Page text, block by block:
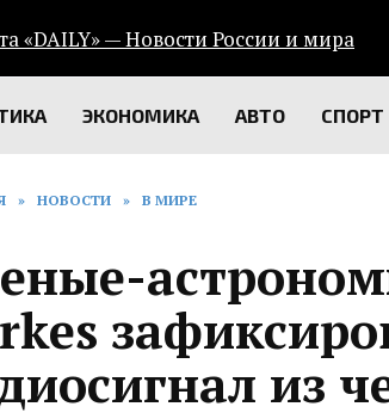
ЭКОНОМИКА АВТО СПОРТ
» НОВОСТИ » В МИРЕ
из